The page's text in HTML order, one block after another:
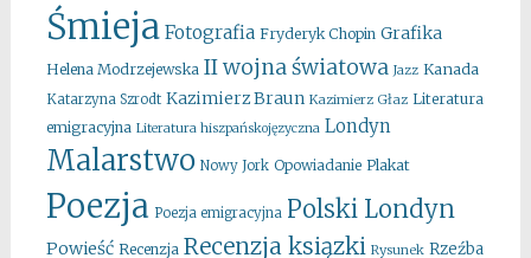
Śmieja Fotografia Fryderyk Chopin Grafika
Helena Modrzejewska II wojna światowa Jazz Kanada
Katarzyna Szrodt Kazimierz Braun Kazimierz Głaz Literatura
emigracyjna Literatura hiszpańskojęzyczna Londyn
Malarstwo Nowy Jork Opowiadanie Plakat
Poezja Poezja emigracyjna Polski Londyn
Powieść Recenzja Recenzja ksiązki Rysunek Rzeźba